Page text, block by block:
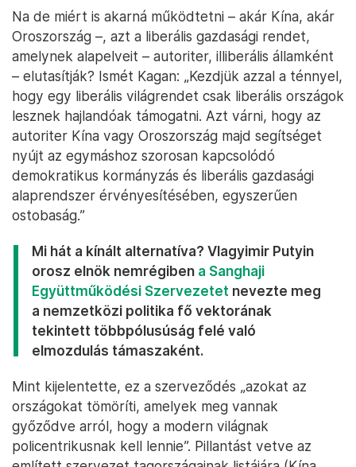
Na de miért is akarná működtetni – akár Kína, akár
Oroszország –, azt a liberális gazdasági rendet,
amelynek alapelveit – autoriter, illiberális államként
– elutasítják? Ismét Kagan: „Kezdjük azzal a ténnyel,
hogy egy liberális világrendet csak liberális országok
lesznek hajlandóak támogatni. Azt várni, hogy az
autoriter Kína vagy Oroszország majd segítséget
nyújt az egymáshoz szorosan kapcsolódó
demokratikus kormányzás és liberális gazdasági
alaprendszer érvényesítésében, egyszerűen
ostobaság.”
Mi hát a kínált alternatíva? Vlagyimir Putyin
orosz elnök nemrégiben a Sanghaji
Együttműködési Szervezetet nevezte meg
a nemzetközi politika fő vektorának
tekintett többpólusúság felé való
elmozdulás támaszaként.
Mint kijelentette, ez a szerveződés „azokat az
országokat tömöríti, amelyek meg vannak
győződve arról, hogy a modern világnak
policentrikusnak kell lennie”. Pillantást vetve az